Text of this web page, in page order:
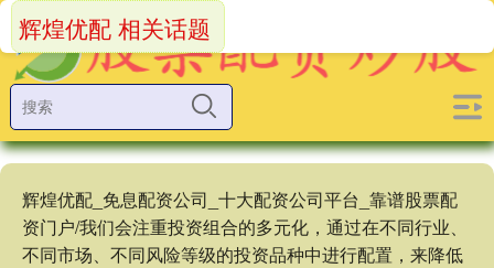
辉煌优配_免息配资公司_十大配资公司平台_靠谱股票配
资门户/我们会注重投资组合的多元化，通过在不同行业、
不同市场、不同风险等级的投资品种中进行配置，来降低
辉煌优配 相关话题